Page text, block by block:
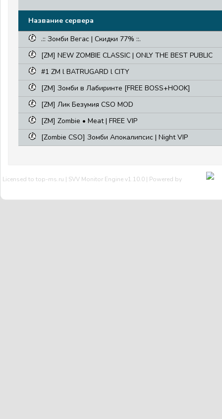
Название сервера
.:: Зомби Вегас | Скидки 77% ::.
[ZM] NEW ZOMBIE CLASSIC | ONLY THE BEST PUBLIC
#1 ZM l BATRUGARD l CITY
[ZM] Зомби в Лабиринте [FREE BOSS+HOOK]
[ZM] Лик Безумия CSO MOD
[ZM] Zombie • Meat | FREE VIP
[Zombie CSO] Зомби Апокалипсис | Night VIP
Licensed to top-ms.ru | SVV Monitor Engine v1.10.0 | Powered by